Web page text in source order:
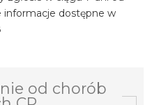
informacje dostępne w
od chorób